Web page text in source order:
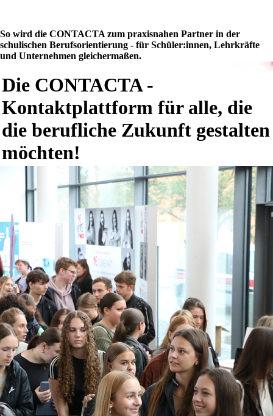
So wird die CONTACTA zum praxisnahen Partner in der
schulischen Berufsorientierung - für Schüler:innen, Lehrkräfte
und Unternehmen gleichermaßen.
Die CONTACTA -
Kontaktplattform für alle, die
die berufliche Zukunft gestalten
möchten!